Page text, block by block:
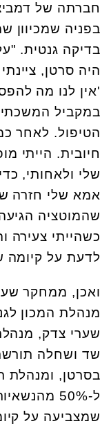
חברתה של
בפניה שמכיוון
בדיקה גנטית.
היה סרטן,
'אין לנו מה
במקביל המשכתי
הטיפול. לאחר
חיובית. הייתי
שלי ולאחותי,
אמא שלי חזרה
שהמוטציה
כשהייתי צעירה
לדעת על קיומה
ואכן, ממחקר
מנהלת המכון
שערי צדק,
שד ושחלה
בסרטן, ומנהלת
ל-50%
שמצביעה על